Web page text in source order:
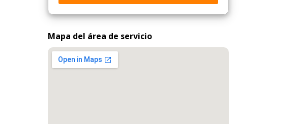
Mapa del área de servicio